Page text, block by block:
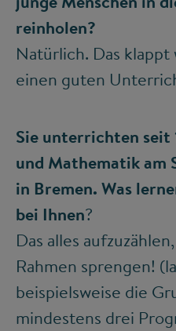
reinholen?
Natürlich. Das
einen guten
Sie unterrichten
und Mathematik am
in Bremen. Was
bei Ihnen?
Das alles
Rahmen sprengen!
beispielsweise die
mindestens drei